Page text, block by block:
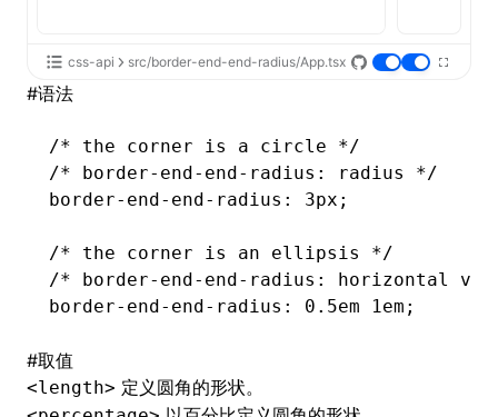
css-api src/border-end-end-radius/App.tsx
#语法
/* the corner is a circle */
/* border-end-end-radius: radius */
border-end-end-radius : 3px;
/* the corner is an ellipsis */
/* border-end-end-radius: horizontal
border-end-end-radius : 0 .5em 1em;
#取值
<length> 定义圆角的形状。